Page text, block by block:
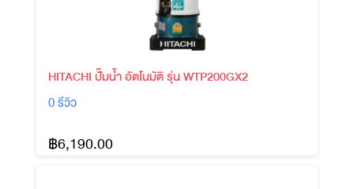
HITACHI ปั๊มน้ำ อัตโนมัติ รุ่น WTP200GX2
0 รีวิว
฿6,190.00